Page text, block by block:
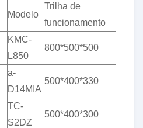
Modelo
Trilha de
funcionamento
KMC-
L850
800*500*500
a-
D14MIA
500*400*330
TC-
S2DZ
500*400*300